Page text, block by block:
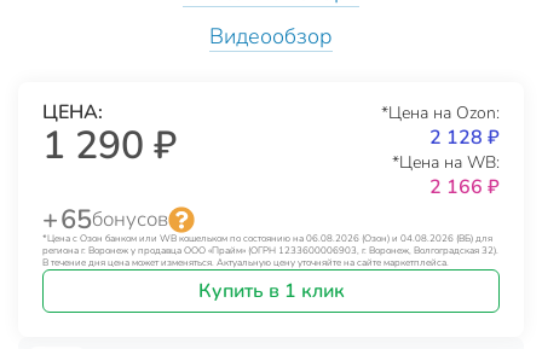
Видеообзор
ЦЕНА:
1 290 ₽
*Цена на Ozon:
2 128 ₽
*Цена на WB:
2 166 ₽
+ 65бонусов
*Цена с Озон банком или WB кошельком по состоянию на 06.08.2026 (Озон) и 04.08.2026 (ВБ) для
региона г. Воронеж у продавца ООО «Прайм» (ОГРН 1233600006903, г. Воронеж, Волгоградская 32).
В течение дня цена может изменяться. Актуальную цену уточняйте на сайте маркетплейса.
Купить в 1 клик